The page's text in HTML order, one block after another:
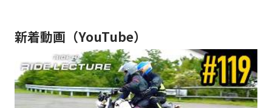
新着動画（YouTube）